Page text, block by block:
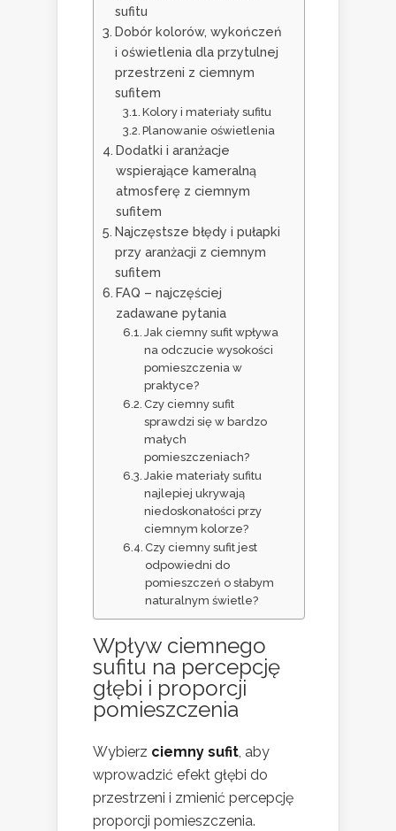
sufitu
Dobór kolorów, wykończeń
i oświetlenia dla przytulnej
przestrzeni z ciemnym
sufitem
Kolory i materiały sufitu
Planowanie oświetlenia
Dodatki i aranżacje
wspierające kameralną
atmosferę z ciemnym
sufitem
Najczęstsze błędy i pułapki
przy aranżacji z ciemnym
sufitem
FAQ – najczęściej
zadawane pytania
Jak ciemny sufit wpływa
na odczucie wysokości
pomieszczenia w
praktyce?
Czy ciemny sufit
sprawdzi się w bardzo
małych
pomieszczeniach?
Jakie materiały sufitu
najlepiej ukrywają
niedoskonałości przy
ciemnym kolorze?
Czy ciemny sufit jest
odpowiedni do
pomieszczeń o słabym
naturalnym świetle?
Wpływ ciemnego
sufitu na percepcję
głębi i proporcji
pomieszczenia
Wybierz ciemny sufit, aby
wprowadzić efekt głębi do
przestrzeni i zmienić percepcję
proporcji pomieszczenia.